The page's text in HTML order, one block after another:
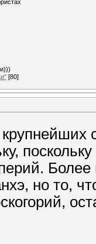
[80]
но то,